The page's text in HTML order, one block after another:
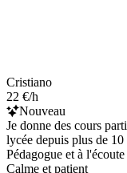
Cristiano
22 €/h
Nouveau
Je donne des cours
lycée depuis plus de 10
Pédagogue et à l'écoute
Calme et patient